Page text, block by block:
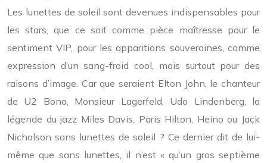
Les lunettes de soleil sont devenues indispensables pour
les stars, que ce soit comme pièce maîtresse pour le
sentiment VIP, pour les apparitions souveraines, comme
expression d’un sang-froid cool, mais surtout pour des
raisons d’image. Car que seraient Elton John, le chanteur
de U2 Bono, Monsieur Lagerfeld, Udo Lindenberg, la
légende du jazz Miles Davis, Paris Hilton, Heino ou Jack
Nicholson sans lunettes de soleil ? Ce dernier dit de lui-
même que sans lunettes, il n’est « qu’un gros septième